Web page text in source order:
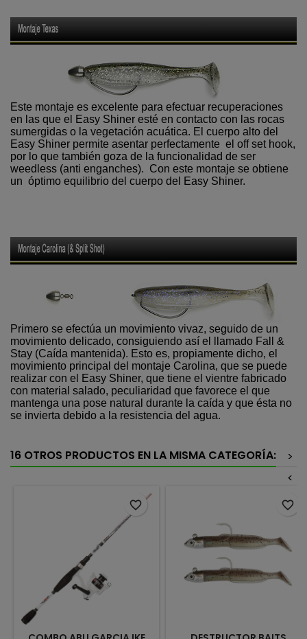
Este montaje es excelente para efectuar recuperaciones
en las que el Easy Shiner esté en contacto con las rocas
sumergidas o la vegetación acuática. El cuerpo alto del
Easy Shiner permite asentar perfectamente el off set hook,
por lo que también goza de la funcionalidad de ser
weedless (anti enganches). Con este montaje se obtiene
un óptimo equilibrio del cuerpo del Easy Shiner.
Primero se efectúa un movimiento vivaz, seguido de un
movimiento delicado, consiguiendo así el llamado Fall &
Stay (Caída mantenida). Esto es, propiamente dicho, el
movimiento principal del montaje Carolina, que se puede
realizar con el Easy Shiner, que tiene el vientre fabricado
con material salado, peculiaridad que favorece el que
mantenga una pose natural durante la caída y que ésta no
se invierta debido a la resistencia del agua.
16 OTROS PRODUCTOS EN LA MISMA CATEGORÍA:
>
<
favorite_border favorite_border